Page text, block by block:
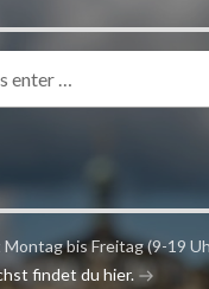
bis Freitag (9-19
findet du hier.